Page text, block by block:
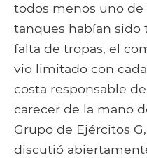
todos menos uno de
tanques habían sido
falta de tropas, el
vio limitado con
costa responsable
carecer de la mano
Grupo de Ejércitos
discutió